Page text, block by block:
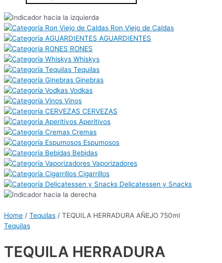
Ron Viejo de Caldas
AGUARDIENTES
RONES
Whiskys
Tequilas
Ginebras
Vodkas
Vinos
CERVEZAS
Aperitivos
Cremas
Espumosos
Bebidas
Vaporizadores
Cigarrillos
Delicatessen y Snacks
Home / Tequilas / TEQUILA HERRADURA AÑEJO 750ml
Tequilas
TEQUILA HERRADURA